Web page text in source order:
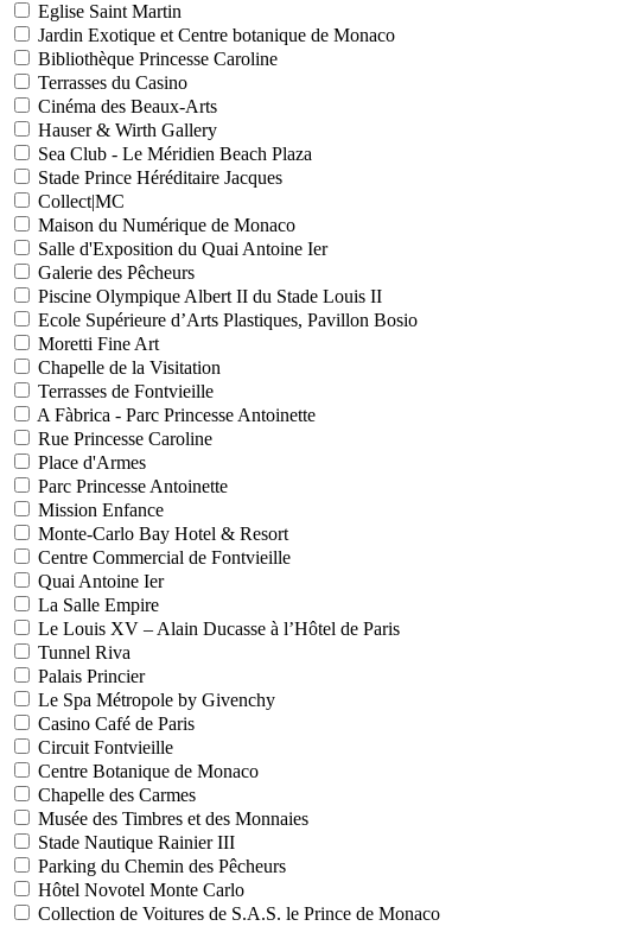
Eglise Saint Martin
Jardin Exotique et Centre botanique de Monaco
Bibliothèque Princesse Caroline
Terrasses du Casino
Cinéma des Beaux-Arts
Hauser & Wirth Gallery
Sea Club - Le Méridien Beach Plaza
Stade Prince Héréditaire Jacques
Collect|MC
Maison du Numérique de Monaco
Salle d'Exposition du Quai Antoine Ier
Galerie des Pêcheurs
Piscine Olympique Albert II du Stade Louis II
Ecole Supérieure d’Arts Plastiques, Pavillon Bosio
Moretti Fine Art
Chapelle de la Visitation
Terrasses de Fontvieille
A Fàbrica - Parc Princesse Antoinette
Rue Princesse Caroline
Place d'Armes
Parc Princesse Antoinette
Mission Enfance
Monte-Carlo Bay Hotel & Resort
Centre Commercial de Fontvieille
Quai Antoine Ier
La Salle Empire
Le Louis XV – Alain Ducasse à l’Hôtel de Paris
Tunnel Riva
Palais Princier
Le Spa Métropole by Givenchy
Casino Café de Paris
Circuit Fontvieille
Centre Botanique de Monaco
Chapelle des Carmes
Musée des Timbres et des Monnaies
Stade Nautique Rainier III
Parking du Chemin des Pêcheurs
Hôtel Novotel Monte Carlo
Collection de Voitures de S.A.S. le Prince de Monaco